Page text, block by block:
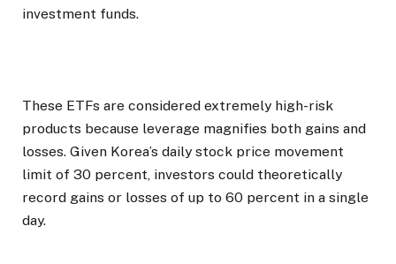
investment funds.
These ETFs are considered extremely high-risk
products because leverage magnifies both gains and
losses. Given Korea’s daily stock price movement
limit of 30 percent, investors could theoretically
record gains or losses of up to 60 percent in a single
day.